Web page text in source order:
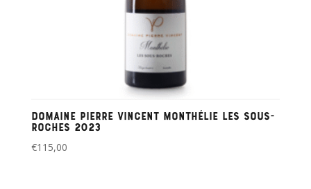
Domaine Pierre Vincent Monthélie Les Sous-
Roches 2023
€115,00